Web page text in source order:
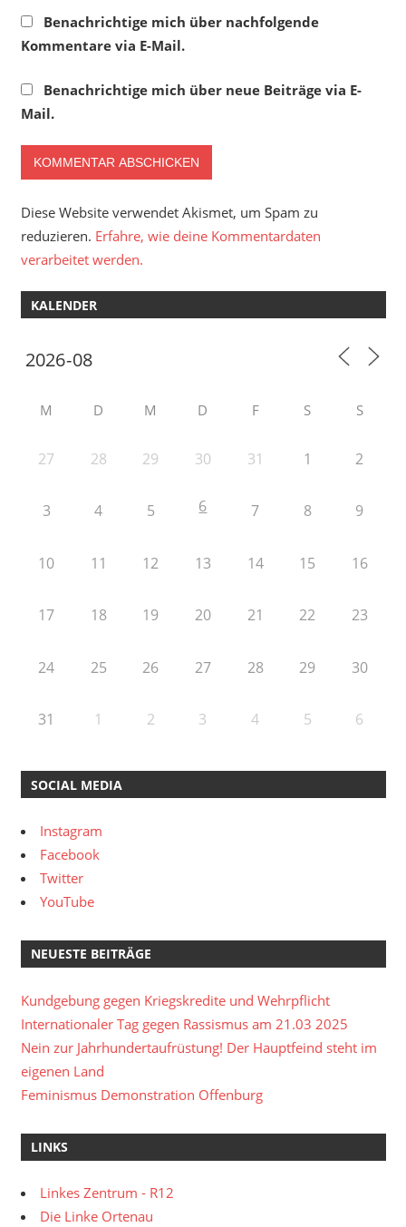
Benachrichtige mich über nachfolgende
Kommentare via E-Mail.
Benachrichtige mich über neue Beiträge via E-
Mail.
Diese Website verwendet Akismet, um Spam zu
reduzieren. Erfahre, wie deine Kommentardaten
verarbeitet werden.
KALENDER
M D M D F S S
27 28 29 30 31 1 2
3 4 5 6 7 8 9
10 11 12 13 14 15 16
17 18 19 20 21 22 23
24 25 26 27 28 29 30
31 1 2 3 4 5 6
SOCIAL MEDIA
Instagram
Facebook
Twitter
YouTube
NEUESTE BEITRÄGE
Kundgebung gegen Kriegskredite und Wehrpflicht
Internationaler Tag gegen Rassismus am 21.03 2025
Nein zur Jahrhundertaufrüstung! Der Hauptfeind steht im
eigenen Land
Feminismus Demonstration Offenburg
LINKS
Linkes Zentrum - R12
Die Linke Ortenau